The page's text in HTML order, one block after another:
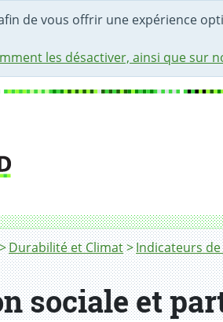
de vous offrir une expérience
les désactiver, ainsi que sur
LA PAGE
Durabilité et Climat Indicateurs
sociale et